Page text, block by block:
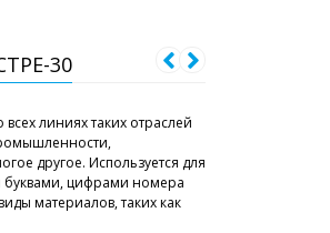
30
линиях таких отраслей
другое. Используется для
буквами, цифрами номера
материалов, таких как